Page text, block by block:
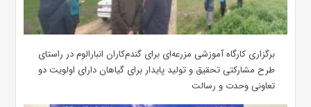
برگزاری کارگاه آموزشی مزرعه‌ای برای گندم‌کاران انبارالوم در راستای
طرح مشارکتی تحقیق و تولید پایدار برای گیاهان دارای اولویت دو
تعاونی وحدت و رسالت